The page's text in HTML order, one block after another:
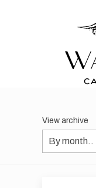
View archive